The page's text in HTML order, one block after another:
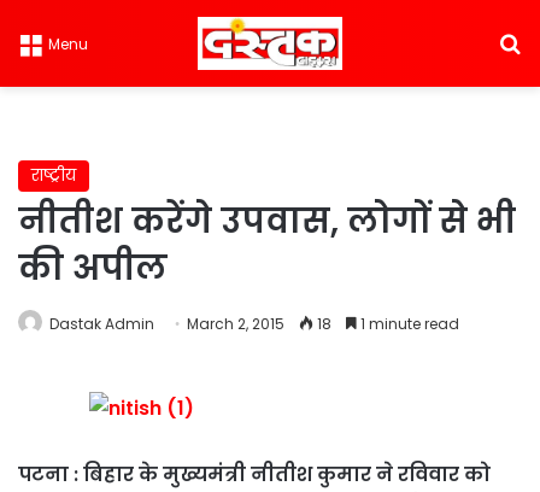
Menu
राष्ट्रीय
नीतीश करेंगे उपवास, लोगों से भी
की अपील
Dastak Admin March 2, 2015 18 1 minute read
पटना : बिहार के मुख्यमंत्री नीतीश कुमार ने रविवार को